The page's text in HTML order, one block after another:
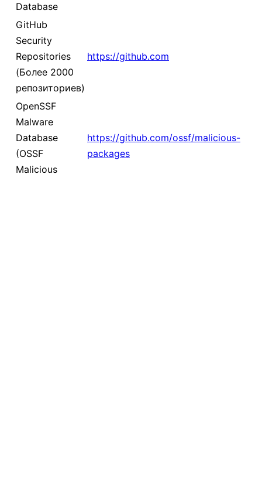
Database
GitHub
Security
Repositories
(Более 2000
репозиториев)
https://github.com
OpenSSF
Malware
Database
(OSSF
Malicious
https://github.com/ossf/malicious-
packages